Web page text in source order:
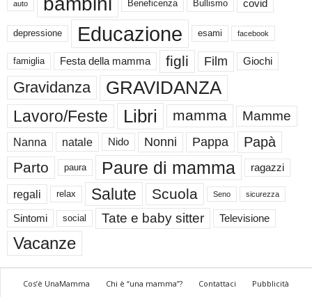
auto Beneficenza Bullismo covid
depressione Educazione esami facebook
famiglia Festa della mamma figli Film Giochi
Gravidanza GRAVIDANZA
Lavoro/Feste Libri mamma Mamme
Nanna natale Nido Nonni Pappa Papà
Parto paura Paure di mamma ragazzi
regali relax Salute Scuola Seno sicurezza
Sintomi social Tate e baby sitter Televisione
Vacanze
Cos’è UnaMamma Chi è “una mamma”? Contattaci
Pubblicità